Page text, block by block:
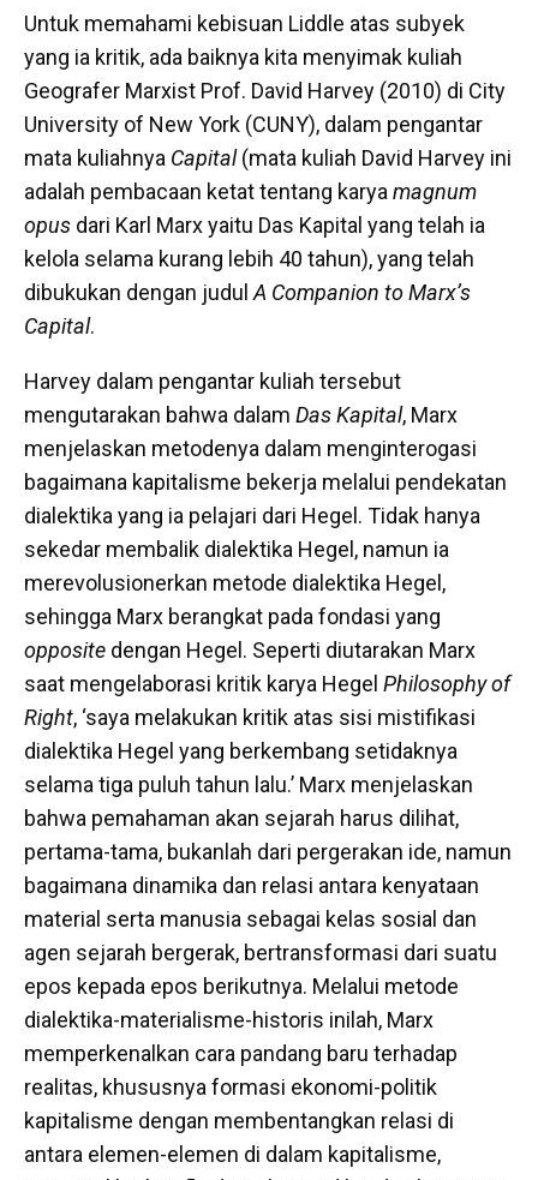
Untuk memahami kebisuan Liddle atas subyek
yang ia kritik, ada baiknya kita menyimak kuliah
Geografer Marxist Prof. David Harvey (2010) di City
University of New York (CUNY), dalam pengantar
mata kuliahnya Capital(mata kuliah David Harvey ini
adalah pembacaan ketat tentang karya magnum
opus dari Karl Marx yaitu Das Kapital yang telah ia
kelola selama kurang lebih 40 tahun), yang telah
dibukukan dengan judul A Companion to Marx’s
Capital.
Harvey dalam pengantar kuliah tersebut
mengutarakan bahwa dalam Das Kapital, Marx
menjelaskan metodenya dalam menginterogasi
bagaimana kapitalisme bekerja melalui pendekatan
dialektika yang ia pelajari dari Hegel. Tidak hanya
sekedar membalik dialektika Hegel, namun ia
merevolusionerkan metode dialektika Hegel,
sehingga Marx berangkat pada fondasi yang
opposite dengan Hegel. Seperti diutarakan Marx
saat mengelaborasi kritik karya Hegel Philosophy of
Right, ‘saya melakukan kritik atas sisi mistifikasi
dialektika Hegel yang berkembang setidaknya
selama tiga puluh tahun lalu.’ Marx menjelaskan
bahwa pemahaman akan sejarah harus dilihat,
pertama-tama, bukanlah dari pergerakan ide, namun
bagaimana dinamika dan relasi antara kenyataan
material serta manusia sebagai kelas sosial dan
agen sejarah bergerak, bertransformasi dari suatu
epos kepada epos berikutnya. Melalui metode
dialektika-materialisme-historis inilah, Marx
memperkenalkan cara pandang baru terhadap
realitas, khususnya formasi ekonomi-politik
kapitalisme dengan membentangkan relasi di
antara elemen-elemen di dalam kapitalisme,